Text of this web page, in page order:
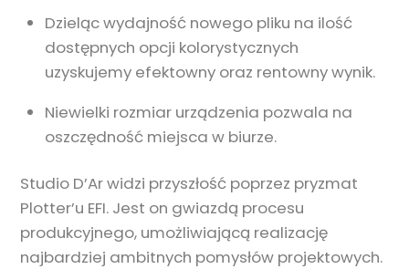
Dzieląc wydajność nowego pliku na ilość
dostępnych opcji kolorystycznych
uzyskujemy efektowny oraz rentowny wynik.
Niewielki rozmiar urządzenia pozwala na
oszczędność miejsca w biurze.
Studio D’Ar widzi przyszłość poprzez pryzmat
Plotter’u EFI. Jest on gwiazdą procesu
produkcyjnego, umożliwiającą realizację
najbardziej ambitnych pomysłów projektowych.